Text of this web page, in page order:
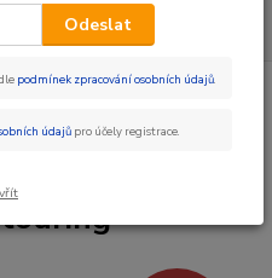
Horská elektrokola s předním
fialová
Storm
Odeslat
podmínek zpracování osobních údajů.
údajů pro účely registrace.